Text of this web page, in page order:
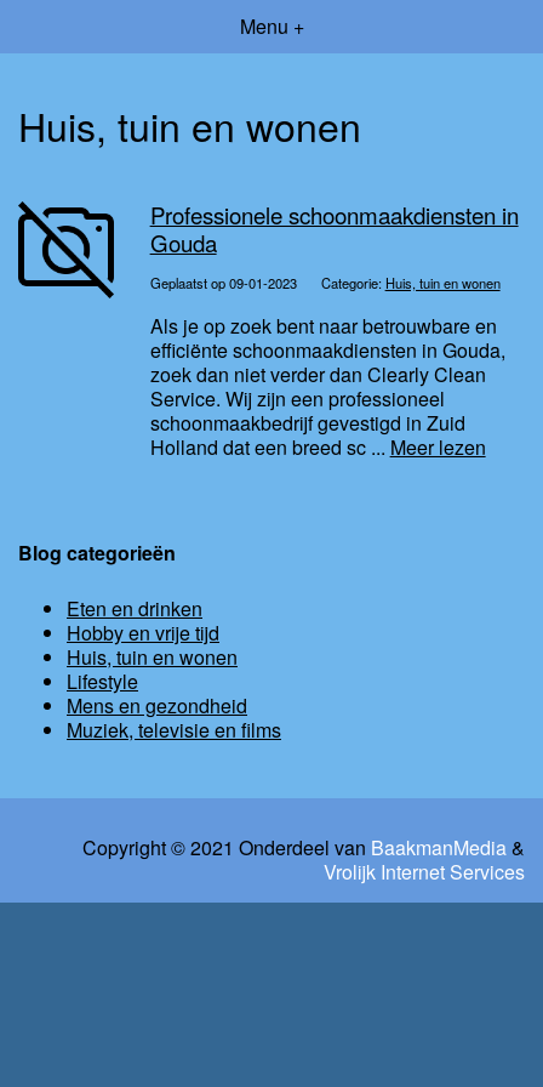
Menu +
Huis, tuin en wonen
Professionele schoonmaakdiensten in
Gouda
Geplaatst op 09-01-2023 Categorie: Huis, tuin en wonen
Als je op zoek bent naar betrouwbare en
efficiënte schoonmaakdiensten in Gouda,
zoek dan niet verder dan Clearly Clean
Service. Wij zijn een professioneel
schoonmaakbedrijf gevestigd in Zuid
Holland dat een breed sc ... Meer lezen
Blog categorieën
Eten en drinken
Hobby en vrije tijd
Huis, tuin en wonen
Lifestyle
Mens en gezondheid
Muziek, televisie en films
Copyright © 2021 Onderdeel van BaakmanMedia&
Vrolijk Internet Services